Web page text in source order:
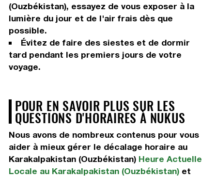
(Ouzbékistan), essayez de vous exposer à la
lumière du jour et de l'air frais dès que
possible.
Évitez de faire des siestes et de dormir
tard pendant les premiers jours de votre
voyage.
POUR EN SAVOIR PLUS SUR LES
QUESTIONS D'HORAIRES À NUKUS
Nous avons de nombreux contenus pour vous
aider à mieux gérer le décalage horaire au
Karakalpakistan (Ouzbékistan) Heure Actuelle
Locale au Karakalpakistan (Ouzbékistan)et